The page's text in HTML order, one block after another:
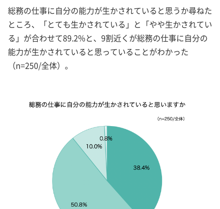
総務の仕事に自分の能力が生かされていると思うか尋ねた
ところ、「とても生かされている」と「やや生かされてい
る」が合わせて89.2%と、9割近くが総務の仕事に自分の
能力が生かされていると思っていることがわかった
（n=250/全体）。